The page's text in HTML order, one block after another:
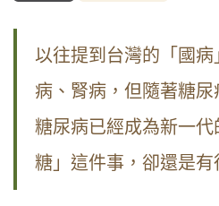
以往提到台灣的「國
病、腎病，但隨著糖尿
糖尿病已經成為新一
糖」這件事，卻還是有